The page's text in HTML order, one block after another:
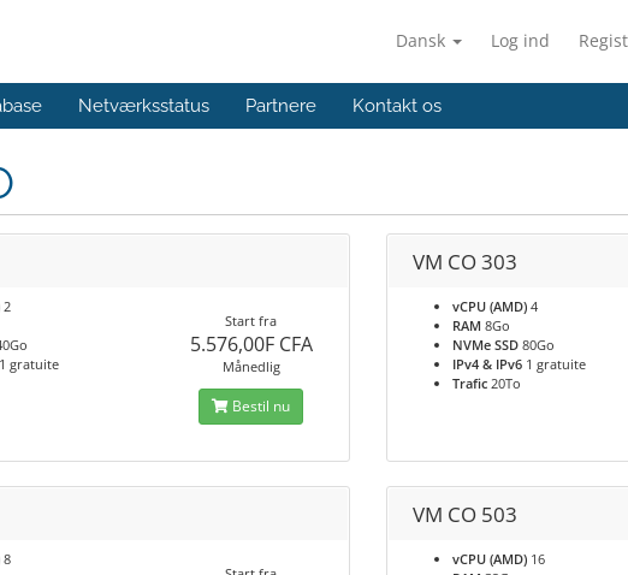
Dansk Log ind
Netværksstatus Partnere Kontakt os
2
gratuite
Start fra
5.576,00F CFA
Månedlig
Bestil nu
VM CO 303
vCPU (AMD) 4
RAM 8Go
NVMe SSD 80Go
IPv4 & IPv6 1 gratuite
Trafic 20To
8
VM CO 503
vCPU (AMD) 16